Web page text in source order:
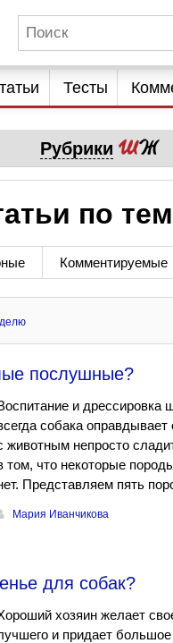
Тесты
Рубрики
по
Комментируемые
послушные?
и дрессировка
собака
животным непросто
том, что некоторые
Представляем пять
Мария Иванчикова
для собак?
хозяин желает
и придает